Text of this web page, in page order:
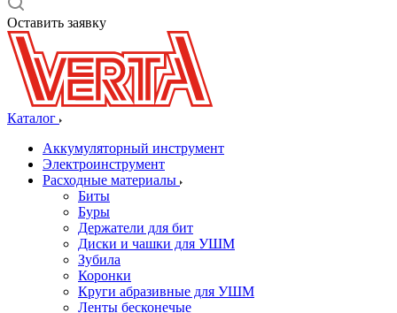
Оставить заявку
Каталог
Аккумуляторный инструмент
Электроинструмент
Расходные материалы
Биты
Буры
Держатели для бит
Диски и чашки для УШМ
Зубила
Коронки
Круги абразивные для УШМ
Ленты бесконечые